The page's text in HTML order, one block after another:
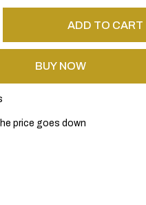
price goes down